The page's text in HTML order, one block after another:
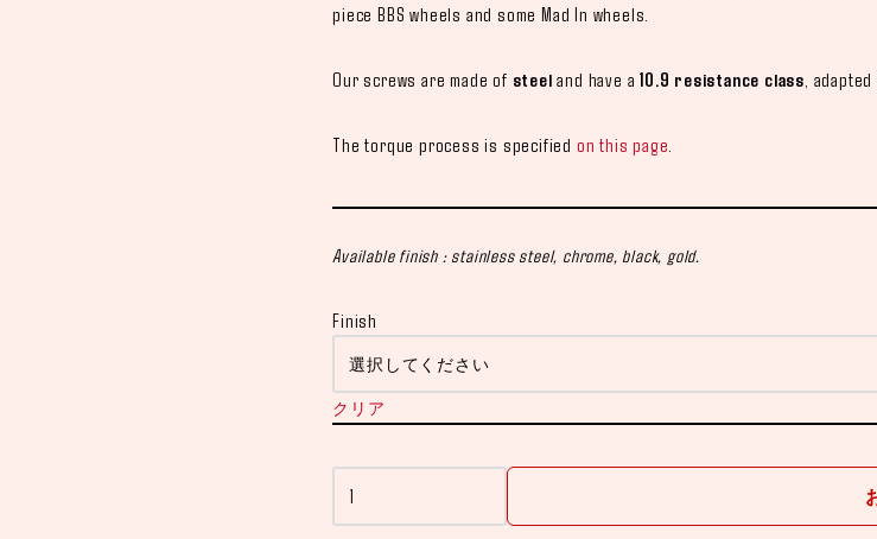
piece BBS wheels and some Mad In wheels.
Our screws are made of steeland have a 10.9 resistance class ,
The torque process is specified on this page
Available finish : stainless steel, chrome, black, gold.
Finish
クリア